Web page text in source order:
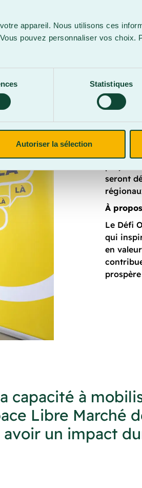
appareil. Nous utilisons ces
pouvez personnaliser vos choix.
Statistiques
Autoriser la sélection
La
tiendra
projets
seront
À
Le Défi
qui
en
capacité à
Libre Marché
un impact